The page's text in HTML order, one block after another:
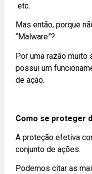
etc.
Mas então, porque
“Malware”?
Por uma razão
possui um
de ação.
Como se proteger
A proteção efetiva
conjunto de ações:
Podemos citar as